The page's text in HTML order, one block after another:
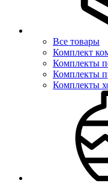
Все товары
Комплект
Комплекты
Комплекты
Комплекты